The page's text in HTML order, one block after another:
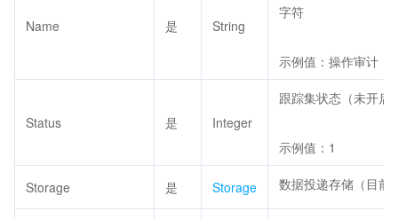
Name 是 String
字符
示例值：操作审计
Status 是 Integer
跟踪集状态（未开启
示例值：1
Storage 是 Storage 数据投递存储（目前